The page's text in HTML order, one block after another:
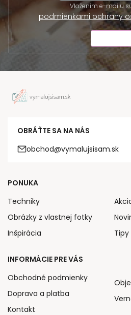
podmienkami ochrany
OBRÁŤTE SA NA NÁS
obchod@vymalujsisam.sk
PONUKA
Techniky
Obrázky z vlastnej fotky
Inšpirácia
INFORMÁCIE PRE VÁS
Obchodné podmienky
Doprava a platba
Kontakt